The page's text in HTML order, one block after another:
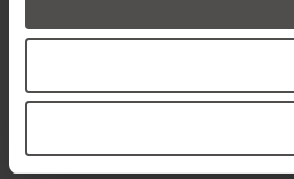
Produkty